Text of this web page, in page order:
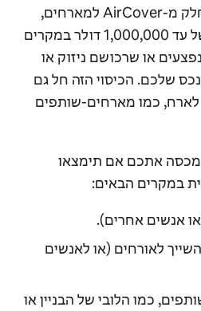
ביטוח הגנה למארחים, חלק מ-AirCover למארחים,
מספק למארחים כיסוי של עד 1,000,000 דולר במקרים
או שרכושם ניזוק או
שלכם. הכיסוי הזה חל גם
לארח, כמו מארחים-שותפים
מכסה אתכם אם תימצאו
במקרים הבאים:
אנשים אחרים).
לאורחים (או לאנשים
כמו הלובי של הבניין או